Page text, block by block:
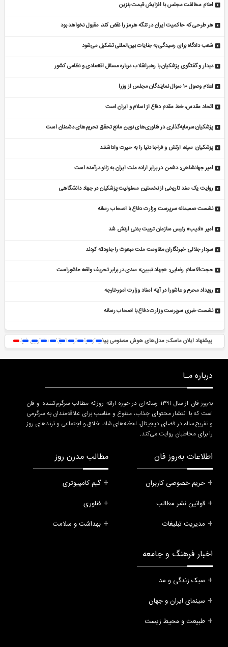
اعلام مخالفت مجلس با افزایش قیمت بنزین
هر طرحی که حاکمیت ایران در تنگه هرمز را نقض کند، مقبول نخواهد بود
شعب دادگاه برای رسیدگی به جنایات بین‌المللی تشکیل می‌شود
دیدار و گفتگوی پزشکیان با رهبرانقلاب درباره مسائل اقتصادی و نظامی کشور
اعلام وصول ۱۰ سوال نمایندگان مجلس از وزرا
اتحاد مقدس، خط مقدم دفاع از اسلام و ایران است
پزشکیان:سرمایه‌گذاری در فناوری‌های نوین مانع تحقق تحریم‌های دشمنان است
پزشکیان: سپاه، ارتش و فراجا دنیا را به حیرت واداشتند
امیر جهانشاهی: دشمن در برابر اراده ملت ایران به زانو درآمده است
روایت یک سند تاریخی از نخستین مسئولیت پزشکیان در جهاد دانشگاهی
نشست صمیمانه سرپرست وزارت دفاع با اصحاب رسانه
امیر «ادیب» رئیس سازمان تربیت بدنی ارتش شد
سردار جلالی: خبرنگاران مقاومت ملت مبعوث را جاودانه کردند
حجت‌الاسلام رضایی: «جهاد تبیین» سدی در برابر تحریف واقعه عاشوراست
رویداد محرم و عاشورا در آینه اسناد وزارت امورخارجه
نشست خبری سرپرست وزارت دفاع با اصحاب رسانه
پیشنهاد ایلان ماسک: مدل‌های هوش مصنوعی پیش از عرضه توسط رقبا همتاداوری شوند
درباره مـا
به‌روز فان از سال ۱۳۹۱ رسانه‌ای در حوزه ارائه روزانه مطالب سرگرم‌کننده و فان
است که با انتشار محتوای جذاب، متنوع و مناسب برای علاقه‌مندان به سرگرمی
و تفریح سالم در فضای دیجیتال، لحظه‌های شاد، خلاق و اجتماعی و ترندهای روز
را برای مخاطبان روایت می‌کند.
اطلاعات به‌روز فان
حریم خصوصی کاربران
قوانین نشر مطالب
مدیریت تبلیغات
مطالب مدرن روز
گیم کامپیوتری
فناوری
بهداشت و سلامت
اخبار فرهنگ و جامعه
سبک زندگی و مد
سینمای ایران و جهان
طبیعت و محیط زیست